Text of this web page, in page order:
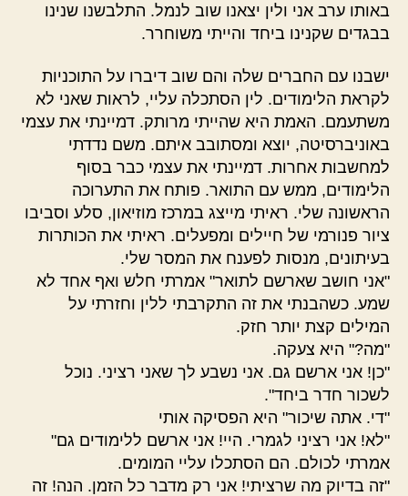
באותו ערב אני ולין יצאנו שוב לנמל. התלבשנו שנינו
בבגדים שקנינו ביחד והייתי משוחרר.
ישבנו עם החברים שלה והם שוב דיברו על התוכניות
לקראת הלימודים. לין הסתכלה עליי, לראות שאני לא
משתעמם. האמת היא שהייתי מרותק. דמיינתי את עצמי
באוניברסיטה, יוצא ומסתובב איתם. משם נדדתי
למחשבות אחרות. דמיינתי את עצמי כבר בסוף
הלימודים, ממש עם התואר. פותח את התערוכה
הראשונה שלי. ראיתי מייצג במרכז מוזיאון, סלע וסביבו
ציור פנורמי של חיילים ומפעלים. ראיתי את הכותרות
בעיתונים, מנסות לפענח את המסר שלי.
"אני חושב שארשם לתואר" אמרתי חלש ואף אחד לא
שמע. כשהבנתי את זה התקרבתי ללין וחזרתי על
המילים קצת יותר חזק.
"מה?" היא צעקה.
"כן! אני ארשם גם. אני נשבע לך שאני רציני. נוכל
לשכור חדר ביחד".
"די. אתה שיכור" היא הפסיקה אותי
"לא! אני רציני לגמרי. היי! אני ארשם ללימודים גם"
אמרתי לכולם. הם הסתכלו עליי המומים.
"זה בדיוק מה שרציתי! אני רק מדבר כל הזמן. הנה! זה